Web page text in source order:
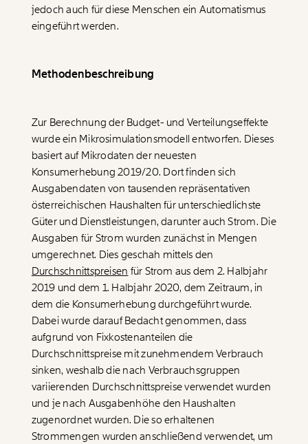
jedoch auch für diese Menschen ein Automatismus
eingeführt werden.
Methodenbeschreibung
Zur Berechnung der Budget- und Verteilungseffekte
wurde ein Mikrosimulationsmodell entworfen. Dieses
basiert auf Mikrodaten der neuesten
Konsumerhebung 2019/20. Dort finden sich
Ausgabendaten von tausenden repräsentativen
österreichischen Haushalten für unterschiedlichste
Güter und Dienstleistungen, darunter auch Strom. Die
Ausgaben für Strom wurden zunächst in Mengen
umgerechnet. Dies geschah mittels den
Durchschnittspreisen für Strom aus dem 2. Halbjahr
2019 und dem 1. Halbjahr 2020, dem Zeitraum, in
dem die Konsumerhebung durchgeführt wurde.
Dabei wurde darauf Bedacht genommen, dass
aufgrund von Fixkostenanteilen die
Durchschnittspreise mit zunehmendem Verbrauch
sinken, weshalb die nach Verbrauchsgruppen
variierenden Durchschnittspreise verwendet wurden
und je nach Ausgabenhöhe den Haushalten
zugenordnet wurden. Die so erhaltenen
Strommengen wurden anschließend verwendet, um